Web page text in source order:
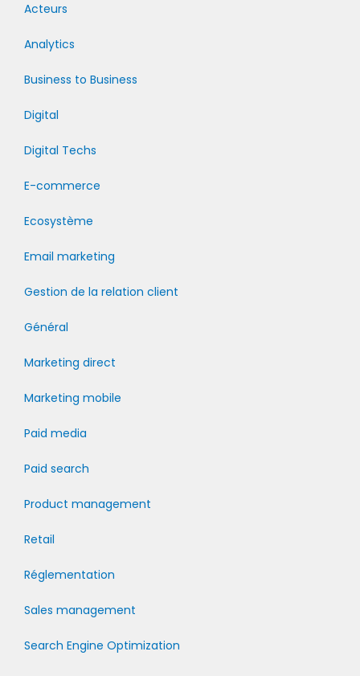
Acteurs
Analytics
Business to Business
Digital
Digital Techs
E-commerce
Ecosystème
Email marketing
Gestion de la relation client
Général
Marketing direct
Marketing mobile
Paid media
Paid search
Product management
Retail
Réglementation
Sales management
Search Engine Optimization